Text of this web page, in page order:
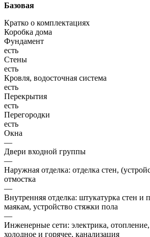
Базовая
Кратко о комплектациях
Коробка дома
Фундамент
есть
Стены
есть
Кровля, водосточная система
есть
Перекрытия
есть
Перегородки
есть
Окна
—
Двери входной группы
—
Наружная отделка: отделка стен,
отмостка
—
Внутренняя отделка: штукатурка стен и
маякам, устройство стяжки пола
—
Инженерные сети: электрика,
холодное и горячее, канализация